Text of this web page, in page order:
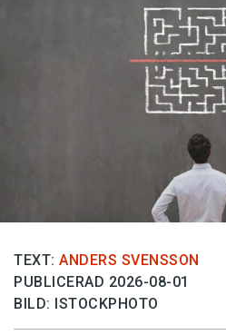
TEXT: ANDERS SVENSSON
PUBLICERAD 2026-08-01
BILD: ISTOCKPHOTO